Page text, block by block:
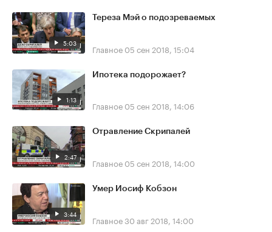
5:03
Тереза Мэй о подозреваемых
Главное 05 сен 2018, 15:04
1:13
Ипотека подорожает?
Главное 05 сен 2018, 14:06
2:47
Отравление Скрипалей
Главное 05 сен 2018, 14:00
3:44
Умер Иосиф Кобзон
Главное30 авг 2018, 14:00